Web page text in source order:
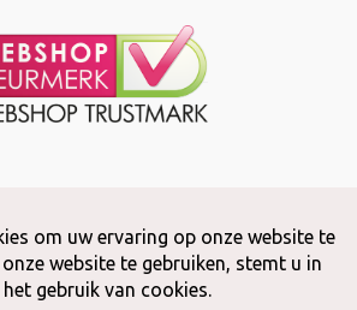
© 2026 Snuffelstore
56 51 -info@snuffelstore.be